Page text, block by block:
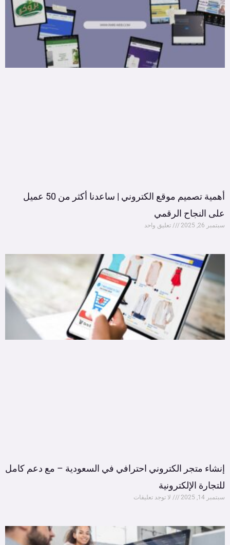
أهمية تصميم موقع الكتروني | ساعدنا أكثر من 50 عميل
على النجاح الرقمي
سبتمبر 26, 2025 تعليق واحد
إنشاء متجر الكتروني احترافي في السعودية – مع دعم كامل
للتجارة الإلكترونية
سبتمبر 14, 2025 لا توجد تعليقات